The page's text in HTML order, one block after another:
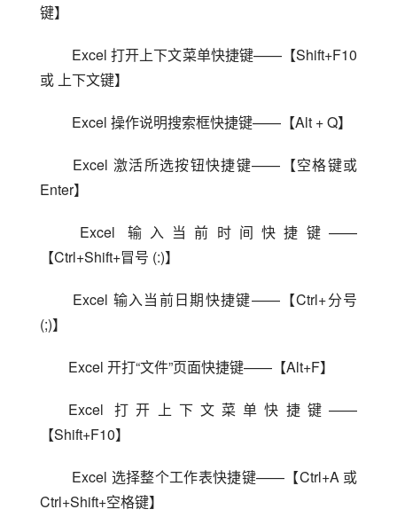
键】
或 上下文键】
Excel 操作说明搜索框快捷键——【Alt + Q】
Enter】
【Ctrl+Shift+冒号 (:)】
(;)】
Excel 开打“文件”页面快捷键——【Alt+F】
Excel 打开上下文菜单快捷键——
【Shift+F10】
Ctrl+Shift+空格键】